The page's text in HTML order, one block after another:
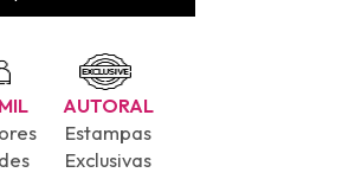
AUTORAL
Estampas
Exclusivas